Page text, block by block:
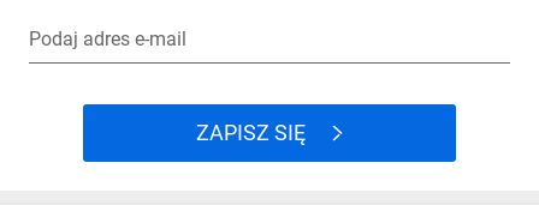
Podaj adres e-mail
ZAPISZ SIĘ